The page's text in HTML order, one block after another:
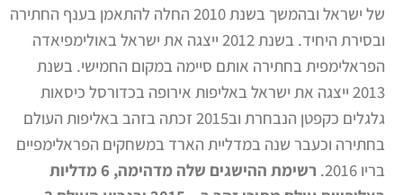
של ישראל ובהמשך בשנת 2010 החלה להתאמן בענף החתירה
ובסירת היחיד. בשנת 2012 ייצגה את ישראל באולימפיאדה
הפראלימפית בחתירה אותם סיימה במקום החמישי. בשנת
2013 ייצגה את ישראל באליפות אירופה בכדורסל כיסאות
גלגלים כקפטן הנבחרת וב2015 זכתה בזהב באליפות העולם
בחתירה וכעבר שנה במדליית הארד במשחקים הפראלימפיים
בריו 2016.
רשימת ההישגים שלה מדהימה, 6 מדליות